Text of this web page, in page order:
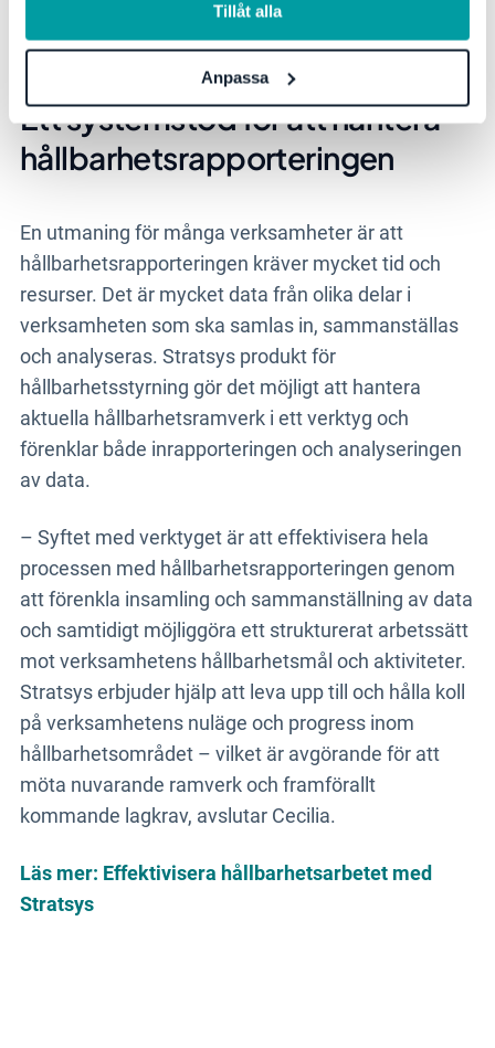
Tillåt alla
Anpassa
Läs också: Tips på hur du kan applicera GRI:s
riktlinjer i din egen hållbarhetsrapport
Ett systemstöd för att hantera
hållbarhetsrapporteringen
En utmaning för många verksamheter är att
hållbarhetsrapporteringen kräver mycket tid och
resurser. Det är mycket data från olika delar i
verksamheten som ska samlas in, sammanställas
och analyseras. Stratsys produkt för
hållbarhetsstyrning gör det möjligt att hantera
aktuella hållbarhetsramverk i ett verktyg och
förenklar både inrapporteringen och analyseringen
av data.
– Syftet med verktyget är att effektivisera hela
processen med hållbarhetsrapporteringen genom
att förenkla insamling och sammanställning av data
och samtidigt möjliggöra ett strukturerat arbetssätt
mot verksamhetens hållbarhetsmål och aktiviteter.
Stratsys erbjuder hjälp att leva upp till och hålla koll
på verksamhetens nuläge och progress inom
hållbarhetsområdet – vilket är avgörande för att
möta nuvarande ramverk och framförallt
kommande lagkrav, avslutar Cecilia.
Läs mer: Effektivisera hållbarhetsarbetet med
Stratsys